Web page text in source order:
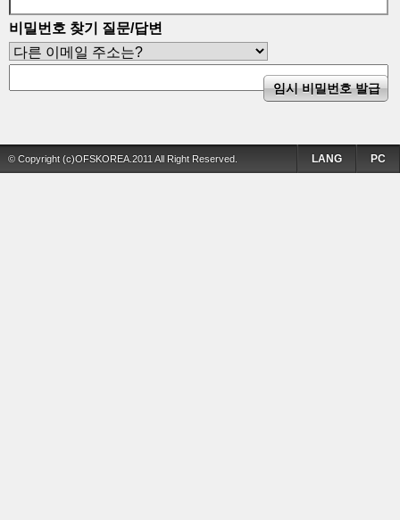
비밀번호 찾기 질문/답변
© Copyright (c)OFSKOREA.2011 All Right Reserved. PC
LANG